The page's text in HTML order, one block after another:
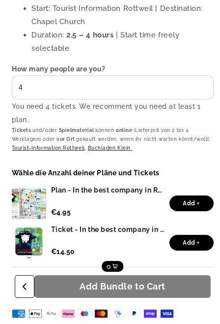
Start: Tourist Information Rottweil | Destination:
Chapel Church
Duration: 2.5 – 4 hours| Start time freely
selectable
How many people are you?
You need 4 tickets. We recomment you need at least 1
plan.
Tickets und/oder Spielmaterial könnenonline (Lieferzeit von 2 bis 4
Werktagen) odervor Ortgekauft werden, wenn ihr nicht warten könnt/wollt:
Tourist-Information Rottweil, Buchladen Klein
Wähle die Anzahl deiner Pläne und Tickets
Plan - In the best company in Rottweil
€4.95
Add +
Ticket - In the best company in Rottweil
€14.50
Add +
0
Add Bundle to Cart